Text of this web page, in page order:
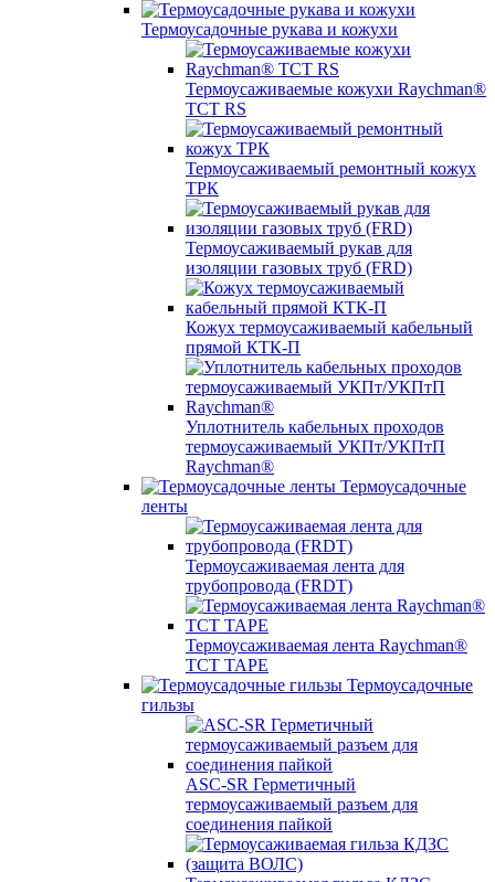
Термоусадочные рукава и кожухи
Термоусаживаемые кожухи Raychman®
TCT RS
Термоусаживаемый ремонтный кожух
ТРК
Термоусаживаемый рукав для
изоляции газовых труб (FRD)
Кожух термоусаживаемый кабельный
прямой КТК-П
Уплотнитель кабельных проходов
термоусаживаемый УКПт/УКПтП
Raychman®
Термоусадочные
ленты
Термоусаживаемая лента для
трубопровода (FRDT)
Термоусаживаемая лента Raychman®
TCT TAPE
Термоусадочные
гильзы
ASC‐SR Герметичный
термоусаживаемый разъем для
соединения пайкой